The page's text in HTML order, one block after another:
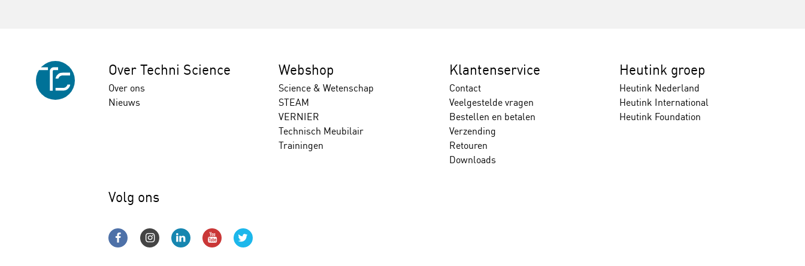
Over Techni Science
Over ons
Nieuws
Webshop
Science & Wetenschap
STEAM
VERNIER
Technisch Meubilair
Trainingen
Klantenservice
Contact
Veelgestelde vragen
Bestellen en betalen
Verzending
Retouren
Downloads
Heutink groep
Heutink Nederland
Heutink International
Heutink Foundation
Volg ons